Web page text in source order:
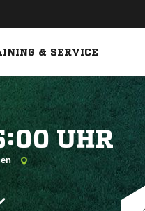
& SERVICE
